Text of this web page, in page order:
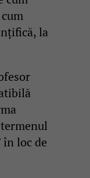
la
în loc de